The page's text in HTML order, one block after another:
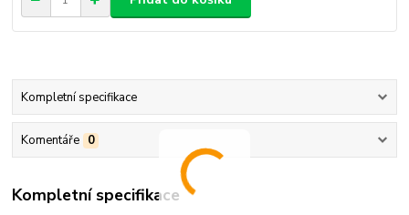
Kompletní specifikace
Komentáře 0
Kompletní specifikace